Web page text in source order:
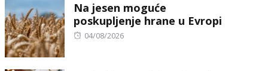
Na jesen moguće
poskupljenje hrane u Evropi
Posted
04/08/2026